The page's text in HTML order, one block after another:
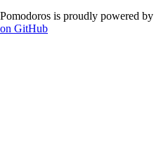
Pomodoros is proudly powered by
on GitHub